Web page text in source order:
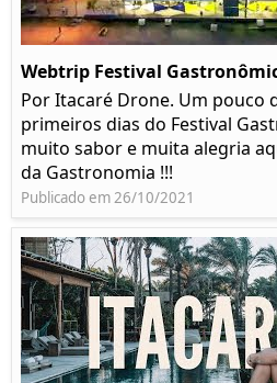
Webtrip Festival
Por Itacaré Drone. Um pouco
primeiros dias do Festival
muito sabor e muita alegria
da Gastronomia !!!
Publicado em 26/10/2021